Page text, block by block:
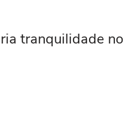
tranquilidade no